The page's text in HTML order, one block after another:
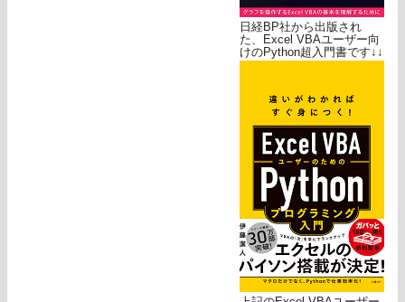
日経BP社から出版され
た、Excel VBAユーザー向
けのPython超入門書です↓↓